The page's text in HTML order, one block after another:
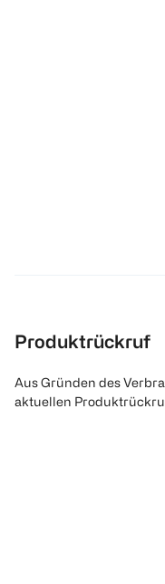
Produktrückruf
Aus Gründen des
aktuellen